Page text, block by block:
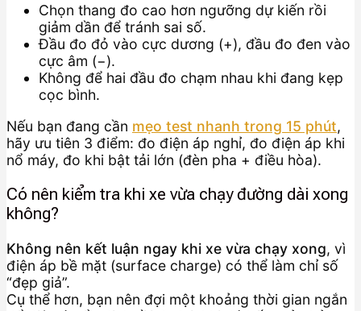
Chọn thang đo cao hơn ngưỡng dự kiến rồi
giảm dần để tránh sai số.
Đầu đo đỏ vào cực dương (+), đầu đo đen vào
cực âm (−).
Không để hai đầu đo chạm nhau khi đang kẹp
cọc bình.
Nếu bạn đang cần mẹo test nhanh trong 15 phút,
hãy ưu tiên 3 điểm: đo điện áp nghỉ, đo điện áp khi
nổ máy, đo khi bật tải lớn (đèn pha + điều hòa).
Có nên kiểm tra khi xe vừa chạy đường dài xong
không?
Không nên kết luận ngay khi xe vừa chạy xong, vì
điện áp bề mặt (surface charge) có thể làm chỉ số
“đẹp giả”.
Cụ thể hơn, bạn nên đợi một khoảng thời gian ngắn